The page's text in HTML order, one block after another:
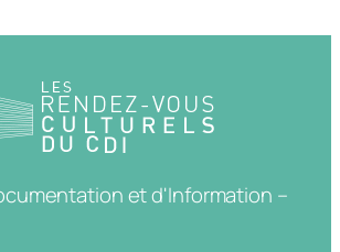
et d'Information –